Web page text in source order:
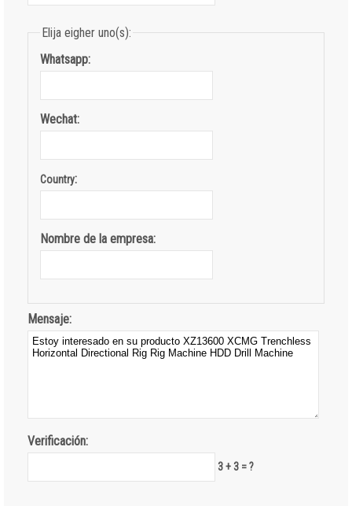
Elija eigher uno(s):
Whatsapp:
Wechat:
Country:
Nombre de la empresa:
Mensaje:
Verificación:
3 + 3 = ?